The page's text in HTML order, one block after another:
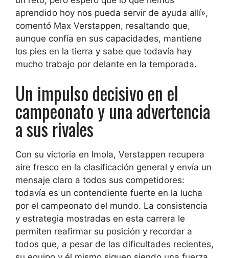
aprendido hoy nos pueda servir de ayuda allí»,
comentó Max Verstappen, resaltando que,
aunque confía en sus capacidades, mantiene
los pies en la tierra y sabe que todavía hay
mucho trabajo por delante en la temporada.
Un impulso decisivo en el
campeonato y una advertencia
a sus rivales
Con su victoria en Imola, Verstappen recupera
aire fresco en la clasificación general y envía un
mensaje claro a todos sus competidores:
todavía es un contendiente fuerte en la lucha
por el campeonato del mundo. La consistencia
y estrategia mostradas en esta carrera le
permiten reafirmar su posición y recordar a
todos que, a pesar de las dificultades recientes,